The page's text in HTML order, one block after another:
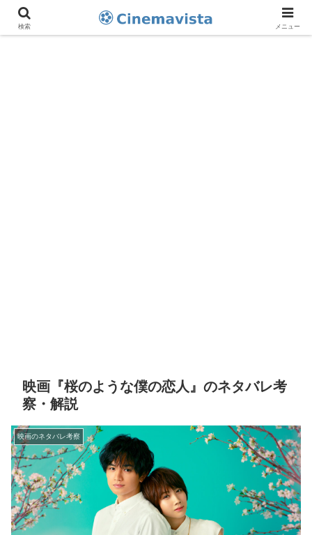
映画『桜のような僕の恋人』のネタバレ考
察・解説
映画のネタバレ考察
検索 メニュー